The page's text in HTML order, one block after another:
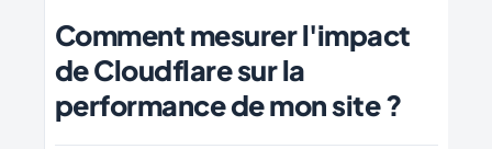
Comment mesurer l'impact
de Cloudflare sur la
performance de mon site ?